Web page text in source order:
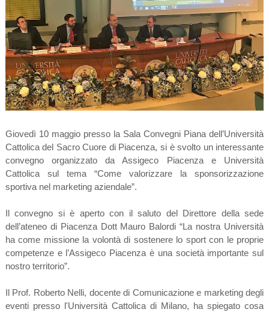
Giovedì 10 maggio presso la Sala Convegni Piana dell’Università
Cattolica del Sacro Cuore di Piacenza, si è svolto un interessante
convegno organizzato da Assigeco Piacenza e Università
Cattolica sul tema “Come valorizzare la sponsorizzazione
sportiva nel marketing aziendale”.
Il convegno si è aperto con il saluto del Direttore della sede
dell’ateneo di Piacenza Dott Mauro Balordi “La nostra Università
ha come missione la volontà di sostenere lo sport con le proprie
competenze e l’Assigeco Piacenza è una società importante sul
nostro territorio”.
Il Prof. Roberto Nelli, docente di Comunicazione e marketing degli
eventi presso l'Università Cattolica di Milano, ha spiegato cosa